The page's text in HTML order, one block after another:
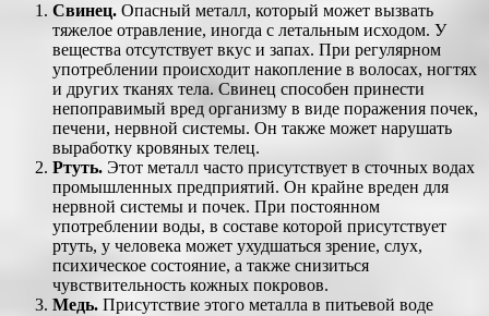
Свинец. Опасный металл, который может вызвать
тяжелое отравление, иногда с летальным исходом. У
вещества отсутствует вкус и запах. При регулярном
употреблении происходит накопление в волосах, ногтях
и других тканях тела. Свинец способен принести
непоправимый вред организму в виде поражения почек,
печени, нервной системы. Он также может нарушать
выработку кровяных телец.
Ртуть. Этот металл часто присутствует в сточных водах
промышленных предприятий. Он крайне вреден для
нервной системы и почек. При постоянном
употреблении воды, в составе которой присутствует
ртуть, у человека может ухудшаться зрение, слух,
психическое состояние, а также снизиться
чувствительность кожных покровов.
Медь. Присутствие этого металла в питьевой воде